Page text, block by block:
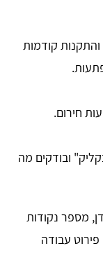
קודמות
חירום.
בקליק" ובודקים מה
מספר נקודות
פירוט עבודה